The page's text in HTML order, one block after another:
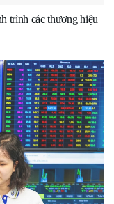
trình các thương hiệu